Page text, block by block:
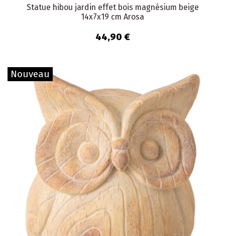
Statue hibou jardin effet bois magnésium beige
14x7x19 cm Arosa
44,90 €
Nouveau